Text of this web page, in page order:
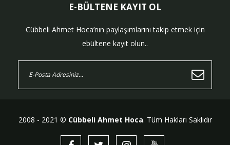
E-BÜLTENE KAYIT OL
Cübbeli Ahmet Hoca’nın paylaşımlarını takip etmek için
ebültene kayıt olun..
2008 - 2021 © Cübbeli Ahmet Hoca. Tüm Hakları Saklıdır